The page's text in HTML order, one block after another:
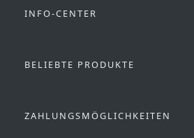
INFO-CENTER
BELIEBTE PRODUKTE
ZAHLUNGSMÖGLICHKEITEN